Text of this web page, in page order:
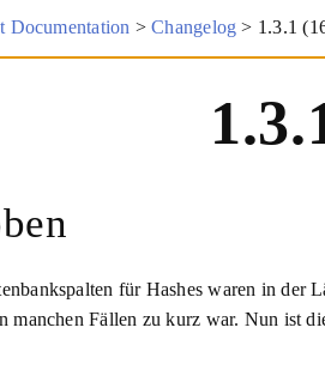
Documentation >Changelog > 1.3.1
für Hashes waren in der
manchen Fällen zu kurz war. Nun ist